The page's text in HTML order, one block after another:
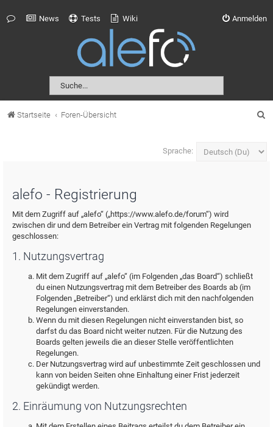
News Tests Wiki Anmelden
Startseite Foren-Übersicht
Sprache:
alefo - Registrierung
Mit dem Zugriff auf „alefo“ („https://www.alefo.de/forum“) wird
zwischen dir und dem Betreiber ein Vertrag mit folgenden Regelungen
geschlossen:
1. Nutzungsvertrag
Mit dem Zugriff auf „alefo“ (im Folgenden „das Board“) schließt
du einen Nutzungsvertrag mit dem Betreiber des Boards ab (im
Folgenden „Betreiber“) und erklärst dich mit den nachfolgenden
Regelungen einverstanden.
Wenn du mit diesen Regelungen nicht einverstanden bist, so
darfst du das Board nicht weiter nutzen. Für die Nutzung des
Boards gelten jeweils die an dieser Stelle veröffentlichten
Regelungen.
Der Nutzungsvertrag wird auf unbestimmte Zeit geschlossen und
kann von beiden Seiten ohne Einhaltung einer Frist jederzeit
gekündigt werden.
2. Einräumung von Nutzungsrechten